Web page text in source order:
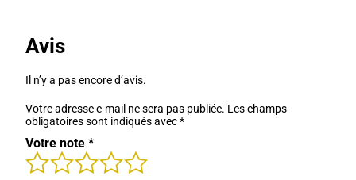
Avis
Il n’y a pas encore d’avis.
Votre adresse e-mail ne sera pas publiée. Les champs
obligatoires sont indiqués avec*
Votre note *